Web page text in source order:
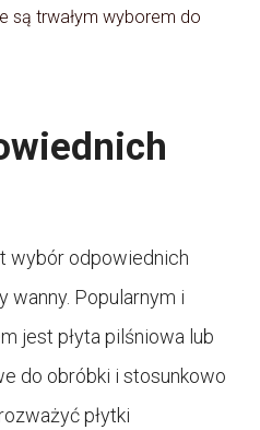
są trwałym wyborem do
wybór odpowiednich
wanny. Popularnym i
jest płyta pilśniowa lub
do obróbki i stosunkowo
płytki